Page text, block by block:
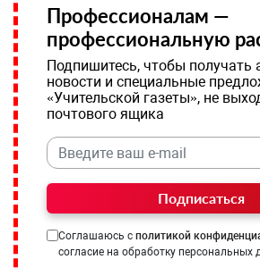
Профессионалам —
профессиональную
Подпишитесь, чтобы получать
новости и специальные
«Учительской газеты», не
почтового ящика
Подписаться
Соглашаюсь с политикой
согласие на обработку персональных